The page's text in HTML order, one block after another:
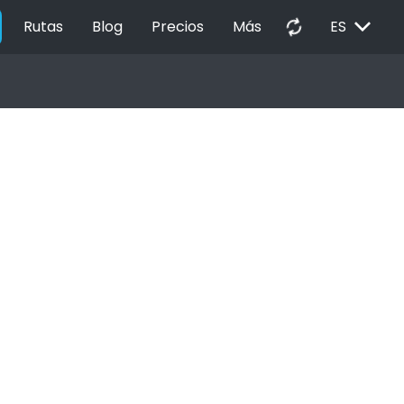
Rutas Blog Precios Más autorenew ES EXPAND_MORE